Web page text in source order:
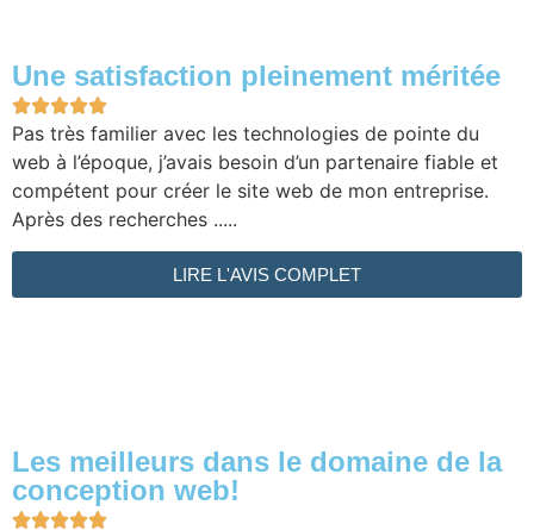
Une satisfaction pleinement méritée

Pas très familier avec les technologies de pointe du
web à l’époque, j’avais besoin d’un partenaire fiable et
compétent pour créer le site web de mon entreprise.
Après des recherches .....
LIRE L'AVIS COMPLET
Les meilleurs dans le domaine de la
conception web!
